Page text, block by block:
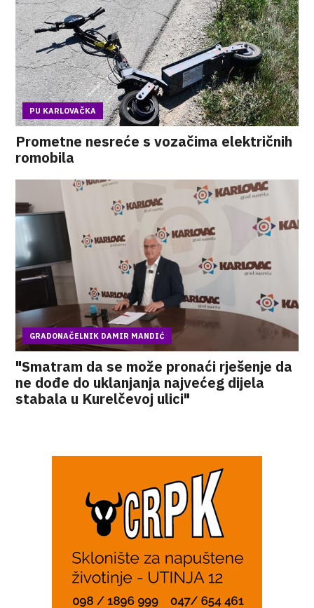
PU KARLOVAČKA
Prometne nesreće s vozačima električnih
romobila
GRADONAČELNIK DAMIR MANDIĆ
"Smatram da se može pronaći rješenje da
ne dođe do uklanjanja najvećeg dijela
stabala u Kurelčevoj ulici"